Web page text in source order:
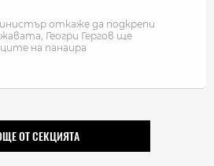
откаже да подкрепи
Геогри Гергов ще
на панаира
ОТ СЕКЦИЯТА